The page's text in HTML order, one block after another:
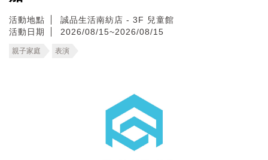
活動地點
誠品生活南紡店 - 3F 兒童館
活動日期
2026/08/15~2026/08/15
親子家庭 表演